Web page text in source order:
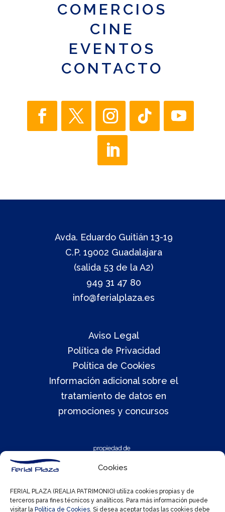
Cookies
FERIAL PLAZA (REALIA PATRIMONIO) utiliza cookies propias y de
terceros para fines técnicos y analíticos. Para más información puede
visitar la Política de Cookies. Si desea aceptar todas las cookies debe
COMERCIOS
CINE
EVENTOS
CONTACTO
Avda. Eduardo Guitián 13-19
C.P. 19002 Guadalajara
(salida 53 de la A2)
949 31 47 80
info@ferialplaza.es
Aviso Legal
Política de Privacidad
Política de Cookies
Información adicional sobre el
tratamiento de datos en
promociones y concursos